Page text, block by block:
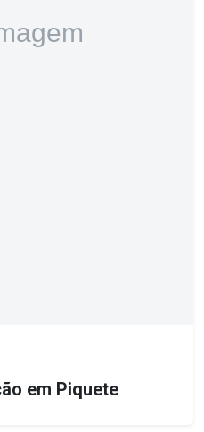
em Piquete